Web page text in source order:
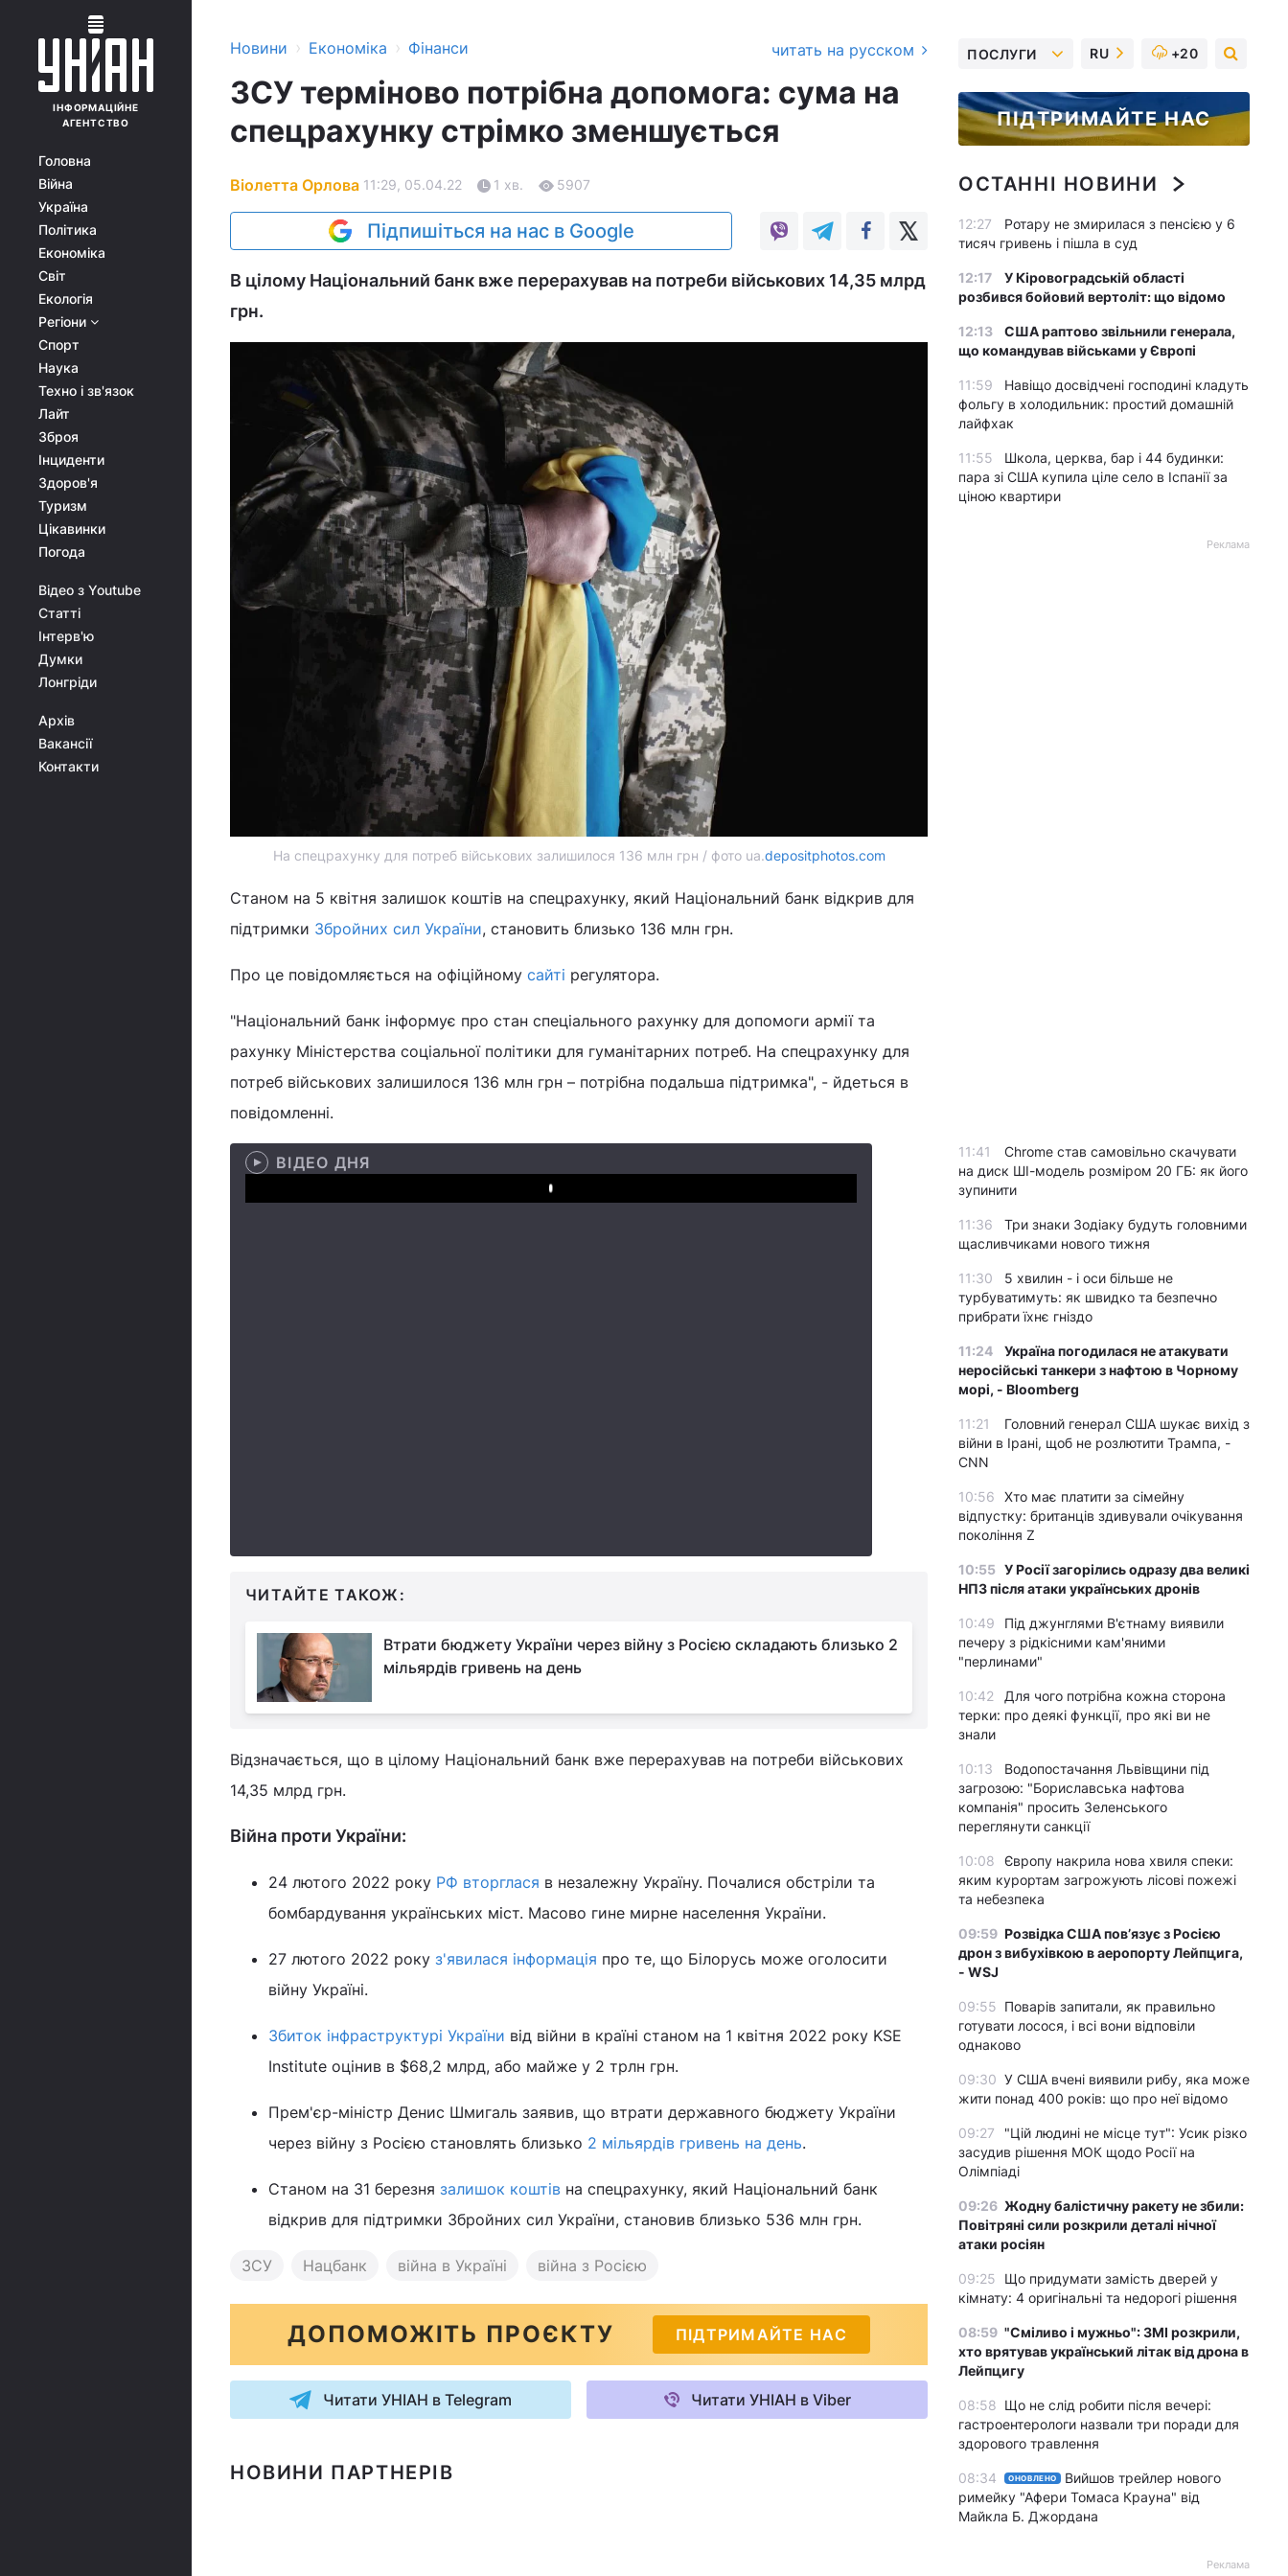
ІНФОРМАЦІЙНЕ
АГЕНТСТВО
Головна
Війна
Україна
Політика
Економіка
Світ
Екологія
Регіони
Спорт
Наука
Техно і зв'язок
Лайт
Зброя
Інциденти
Здоров'я
Туризм
Цікавинки
Погода
Відео з Youtube
Статті
Інтерв'ю
Думки
Лонгріди
Архів
Вакансії
Контакти
Новини › Економіка › Фінанси читать на русском
ЗСУ терміново потрібна допомога: сума на
спецрахунку стрімко зменшується
Віолетта Орлова 11:29, 05.04.22 1 хв. 5907
Підпишіться на нас в Google
В цілому Національний банк вже перерахував на потреби військових 14,35 млрд
грн.
На спецрахунку для потреб військових залишилося 136 млн грн / фото ua.depositphotos.com
Станом на 5 квітня залишок коштів на спецрахунку, який Національний банк відкрив для
підтримки Збройних сил України, становить близько 136 млн грн.
Про це повідомляється на офіційному сайті регулятора.
"Національний банк інформує про стан спеціального рахунку для допомоги армії та
рахунку Міністерства соціальної політики для гуманітарних потреб. На спецрахунку для
потреб військових залишилося 136 млн грн – потрібна подальша підтримка", - йдеться в
повідомленні.
ВІДЕО ДНЯ
Play
ЧИТАЙТЕ ТАКОЖ:
Втрати бюджету України через війну з Росією складають близько 2
мільярдів гривень на день
Відзначається, що в цілому Національний банк вже перерахував на потреби військових
14,35 млрд грн.
Війна проти України:
24 лютого 2022 року РФ вторглася в незалежну Україну. Почалися обстріли та
бомбардування українських міст. Масово гине мирне населення України.
27 лютого 2022 року з'явилася інформація про те, що Білорусь може оголосити
війну Україні.
Збиток інфраструктурі України від війни в країні станом на 1 квітня 2022 року KSE
Institute оцінив в $68,2 млрд, або майже у 2 трлн грн.
Прем'єр-міністр Денис Шмигаль заявив, що втрати державного бюджету України
через війну з Росією становлять близько 2 мільярдів гривень на день.
Станом на 31 березня залишок коштів на спецрахунку, який Національний банк
відкрив для підтримки Збройних сил України, становив близько 536 млн грн.
ЗСУ Нацбанк війна в Україні війна з Росією
ДОПОМОЖІТЬ ПРОЄКТУ ПІДТРИМАЙТЕ НАС
Читати УНІАН в Telegram Читати УНІАН в Viber
НОВИНИ ПАРТНЕРІВ
ПОСЛУГИ RU +20
ПІДТРИМАЙТЕ НАС
ОСТАННІ НОВИНИ
12:27
Ротару не змирилася з пенсією у 6
тисяч гривень і пішла в суд
12:17
У Кіровоградській області
розбився бойовий вертоліт: що відомо
12:13
США раптово звільнили генерала,
що командував військами у Європі
11:59
Навіщо досвідчені господині кладуть
фольгу в холодильник: простий домашній
лайфхак
11:55
Школа, церква, бар і 44 будинки:
пара зі США купила ціле село в Іспанії за
ціною квартири
Реклама
11:41
Chrome став самовільно скачувати
на диск ШІ-модель розміром 20 ГБ: як його
зупинити
11:36
Три знаки Зодіаку будуть головними
щасливчиками нового тижня
11:30
5 хвилин - і оси більше не
турбуватимуть: як швидко та безпечно
прибрати їхнє гніздо
11:24
Україна погодилася не атакувати
неросійські танкери з нафтою в Чорному
морі, - Bloomberg
11:21
Головний генерал США шукає вихід з
війни в Ірані, щоб не розлютити Трампа, -
CNN
10:56
Хто має платити за сімейну
відпустку: британців здивували очікування
покоління Z
10:55 У Росії загорілись одразу два великі
НПЗ після атаки українських дронів
10:49
Під джунглями В'єтнаму виявили
печеру з рідкісними кам'яними
"перлинами"
10:42
Для чого потрібна кожна сторона
терки: про деякі функції, про які ви не
знали
10:13
Водопостачання Львівщини під
загрозою: "Бориславська нафтова
компанія" просить Зеленського
переглянути санкції
10:08
Європу накрила нова хвиля спеки:
яким курортам загрожують лісові пожежі
та небезпека
09:59 Розвідка США пов’язує з Росією
дрон з вибухівкою в аеропорту Лейпцига,
- WSJ
09:55 Поварів запитали, як правильно
готувати лосося, і всі вони відповіли
однаково
09:30 У США вчені виявили рибу, яка може
жити понад 400 років: що про неї відомо
09:27
"Цій людині не місце тут": Усик різко
засудив рішення МОК щодо Росії на
Олімпіаді
09:26 Жодну балістичну ракету не збили:
Повітряні сили розкрили деталі нічної
атаки росіян
09:25
Що придумати замість дверей у
кімнату: 4 оригінальні та недорогі рішення
08:59 "Сміливо і мужньо": ЗМІ розкрили,
хто врятував український літак від дрона в
Лейпцигу
08:58 Що не слід робити після вечері:
гастроентерологи назвали три поради для
здорового травлення
08:34 ОНОВЛЕНО
Вийшов трейлер нового
римейку "Афери Томаса Крауна" від
Майкла Б. Джордана
Реклама